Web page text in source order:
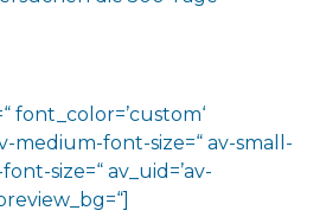
font_color=’custom‘
medium-font-size=“ av-small-
size=“ av_uid=’av-